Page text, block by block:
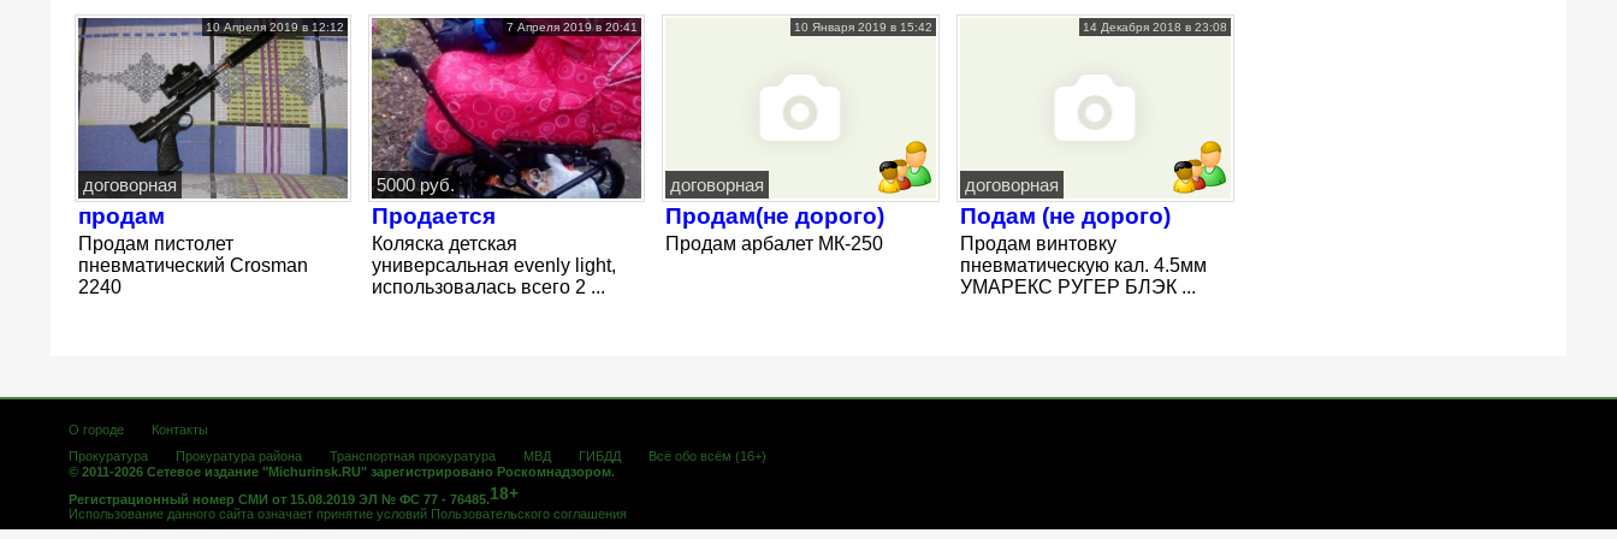
10 Апреля 2019 в 12:12
договорная
продам
Продам пистолет
пневматический Crosman
2240
7 Апреля 2019 в 20:41
5000 руб.
Продается
Коляска детская
универсальная evenly light,
использовалась всего 2 ...
10 Января 2019 в 15:42
договорная
Продам(не дорого)
Продам арбалет МК-250
14 Декабря 2018 в 23:08
договорная
Подам (не дорого)
Продам винтовку
пневматическую кал. 4.5мм
УМАРЕКС РУГЕР БЛЭК ...
О городе
Контакты
Прокуратура
Прокуратура района Транспортная прокуратура МВД ГИБДД
Всё обо всём (16+)
© 2011-2026 Сетевое издание "Michurinsk.RU" зарегистрировано Роскомнадзором.
Регистрационный номер СМИ от 15.08.2019 ЭЛ № ФС 77 - 76485.18+
Использование данного сайта означает принятие условий Пользовательского соглашения